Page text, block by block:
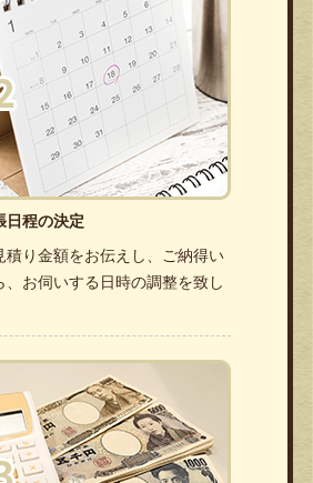
日程の決定
積り金額をお伝えし、ご納得い
、お伺いする日時の調整を致し